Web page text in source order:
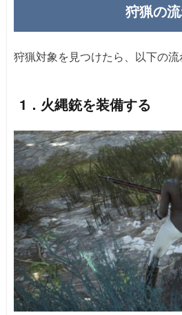
狩猟の
狩猟対象を見つけたら、以下の流
1．火縄銃を装備する